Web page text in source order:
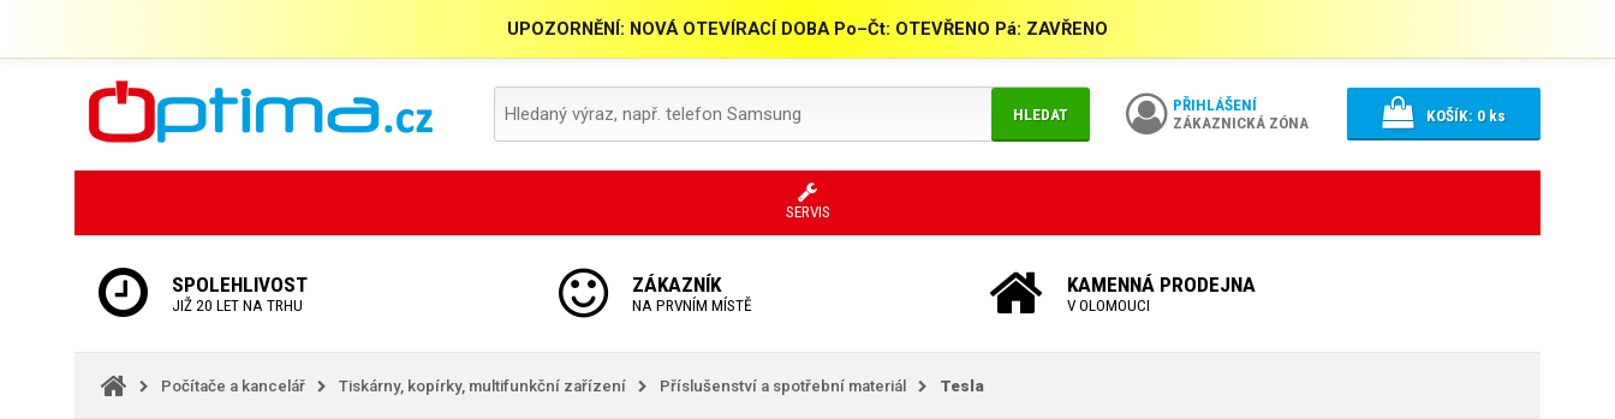
UPOZORNĚNÍ: NOVÁ OTEVÍRACÍ DOBA Po–Čt: OTEVŘENO Pá: ZAVŘENO
HLEDAT
PŘIHLÁŠENÍ
ZÁKAZNICKÁ ZÓNA
KOŠÍK: 0ks
SERVIS
SPOLEHLIVOST
JIŽ 20 LET NA TRHU
ZÁKAZNÍK
NA PRVNÍM MÍSTĚ
KAMENNÁ PRODEJNA
V OLOMOUCI
Počítače a kancelář Tiskárny, kopírky, multifunkční zařízení Příslušenství a spotřební materiál Tesla